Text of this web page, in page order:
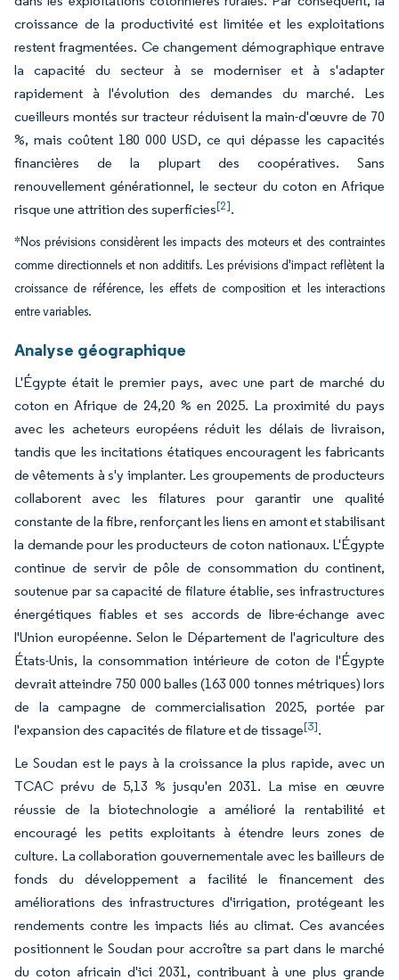
croissance de la productivité est limitée et les exploitations
restent fragmentées. Ce changement démographique entrave
la capacité du secteur à se moderniser et à s'adapter
rapidement à l'évolution des demandes du marché. Les
cueilleurs montés sur tracteur réduisent la main-d'œuvre de 70
%, mais coûtent 180 000 USD, ce qui dépasse les capacités
financières de la plupart des coopératives. Sans
renouvellement générationnel, le secteur du coton en Afrique
risque une attrition des superficies[2].
*Nos prévisions considèrent les impacts des moteurs et des contraintes
comme directionnels et non additifs. Les prévisions d'impact reflètent la
croissance de référence, les effets de composition et les interactions
entre variables.
Analyse géographique
L'Égypte était le premier pays, avec une part de marché du
coton en Afrique de 24,20 % en 2025. La proximité du pays
avec les acheteurs européens réduit les délais de livraison,
tandis que les incitations étatiques encouragent les fabricants
de vêtements à s'y implanter. Les groupements de producteurs
collaborent avec les filatures pour garantir une qualité
constante de la fibre, renforçant les liens en amont et stabilisant
la demande pour les producteurs de coton nationaux. L'Égypte
continue de servir de pôle de consommation du continent,
soutenue par sa capacité de filature établie, ses infrastructures
énergétiques fiables et ses accords de libre-échange avec
l'Union européenne. Selon le Département de l'agriculture des
États-Unis, la consommation intérieure de coton de l'Égypte
devrait atteindre 750 000 balles (163 000 tonnes métriques) lors
de la campagne de commercialisation 2025, portée par
l'expansion des capacités de filature et de tissage[3].
Le Soudan est le pays à la croissance la plus rapide, avec un
TCAC prévu de 5,13 % jusqu'en 2031. La mise en œuvre
réussie de la biotechnologie a amélioré la rentabilité et
encouragé les petits exploitants à étendre leurs zones de
culture. La collaboration gouvernementale avec les bailleurs de
fonds du développement a facilité le financement des
améliorations des infrastructures d'irrigation, protégeant les
rendements contre les impacts liés au climat. Ces avancées
positionnent le Soudan pour accroître sa part dans le marché
du coton africain d'ici 2031, contribuant à une plus grande